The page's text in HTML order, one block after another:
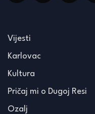
Vijesti
Karlovac
Kultura
Pričaj mi o Dugoj Resi
Ozalj